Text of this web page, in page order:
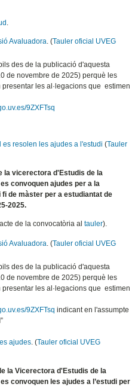
.
Avaluadora. (Tauler oficial UVEG
des de la publicació d'aquesta
de novembre de 2025) perquè les
les al·legacions que estimen
9ZXFTsq
resolen les ajudes a l'estudi (Tauler
la vicerectora d'Estudis de la
convoquen ajudes per a la
de màster per a estudiantat de
2025.
de la convocatòria altauler).
Avaluadora . (Tauler oficial UVEG
des de la publicació d'aquesta
de novembre de 2025) perquè les
les al·legacions que estimen
9ZXFTsq indicant en l'assumpte
”
ajudes . (Tauler oficial UVEG
la Vicerectora d'Estudis de la
convoquen les ajudes a l’estudi per